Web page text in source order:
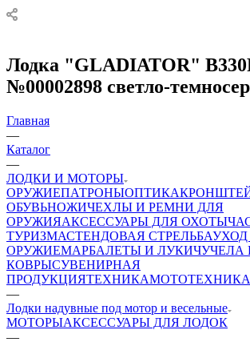
Лодка "GLADIATOR"
№00002898 светло-
Главная
—
Каталог
—
ЛОДКИ И МОТОРЫ
ОРУЖИЕПАТРОНЫОПТИКА
ОБУВЬНОЖИЧЕХЛЫ И РЕМНИ ДЛЯ
ОРУЖИЯАКСЕССУАРЫ ДЛЯ ОХОТЫ
ТУРИЗМАСТЕНДОВАЯ СТРЕЛЬБАУХОД
ОРУЖИЕМАРБАЛЕТЫ И ЛУКИЧУЧЕЛА
КОВРЫСУВЕНИРНАЯ
ПРОДУКЦИЯТЕХНИКАМОТОТЕХНИКА
—
Лодки надувные под мотор и весельные
МОТОРЫАКСЕССУАРЫ ДЛЯ ЛОДОК
—